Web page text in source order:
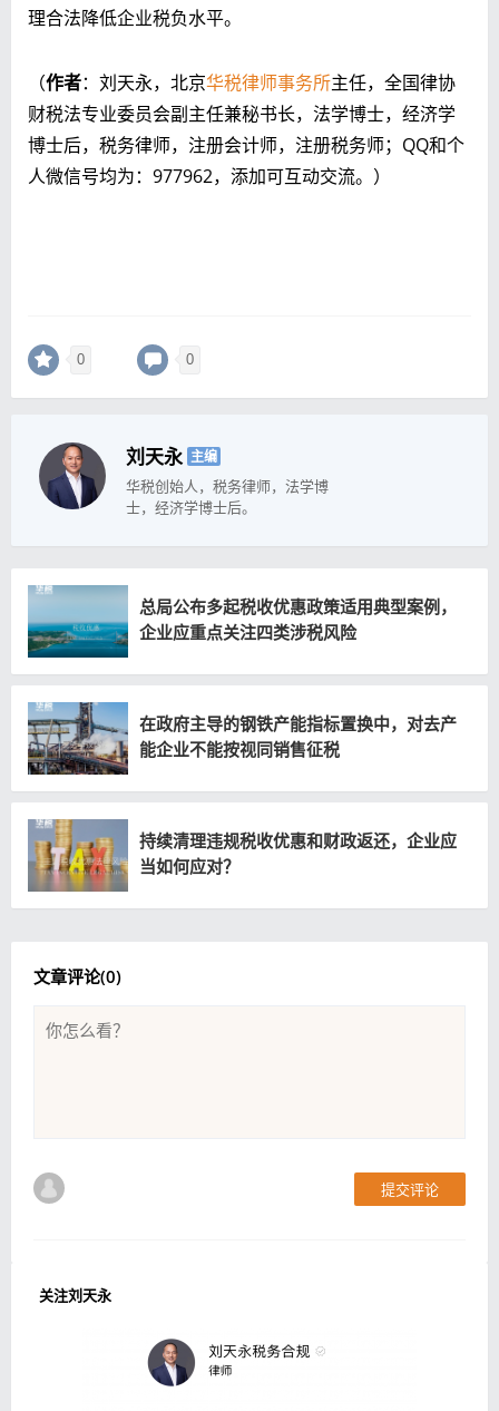
理合法降低企业税负水平。
（作者：刘天永，北京华税律师事务所主任，全国律协
财税法专业委员会副主任兼秘书长，法学博士，经济学
博士后，税务律师，注册会计师，注册税务师；QQ和个
人微信号均为：977962，添加可互动交流。）
0 0
刘天永 主编
华税创始人，税务律师，法学博
士，经济学博士后。
总局公布多起税收优惠政策适用典型案例，
企业应重点关注四类涉税风险
在政府主导的钢铁产能指标置换中，对去产
能企业不能按视同销售征税
持续清理违规税收优惠和财政返还，企业应
当如何应对？
文章评论(0)
提交评论
关注刘天永